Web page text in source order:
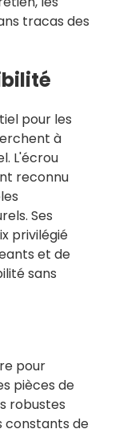
tracas des
pour les
à
L'écrou
reconnu
Ses
privilégié
et de
sans
pour
pièces de
robustes
constants de